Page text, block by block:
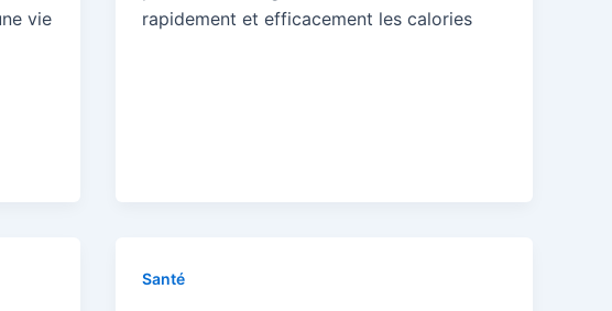
vie
rapidement et efficacement les calories
Santé